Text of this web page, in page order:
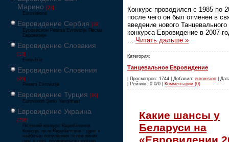
Марино [23]
Eurovisione
Евровидение Сербия [39]
Еуровисион Pesma Evrovizije Песма
Евровизије
Евровидение Словакия
[13]
Eurovízia
Евровидение Словения
[26]
Pesem Evrovizije
Евровидение Турция [66]
Eurovision Şarkı Yarışması
Евровидение Украина
[796]
Пісенний конкурс Євробачення
Конкурс пісні Євробачення - одне з
найбільш популярних телевізійних
шоу в світі, проводиться щорічно,
Конкурс проводился с 1985 по
после чего он был отменен в
введение нового Танцевального
конкурса Евровидение в 2007
Читать дальше »
Категория:
Танцевальное Евровидение
| Просмотров: 1744 | Добавил: eurovision |
| Рейтинг: 0.0/0 | Комментарии (0)
Какие шансы у
Беларуси на
«Евровидении